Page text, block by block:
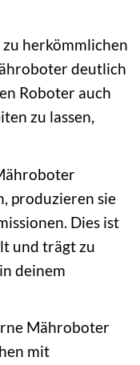
herkömmlichen
deutlich
Roboter auch
zu lassen,
produzieren sie
Dies ist
und trägt zu
deinem
Mähroboter
mit